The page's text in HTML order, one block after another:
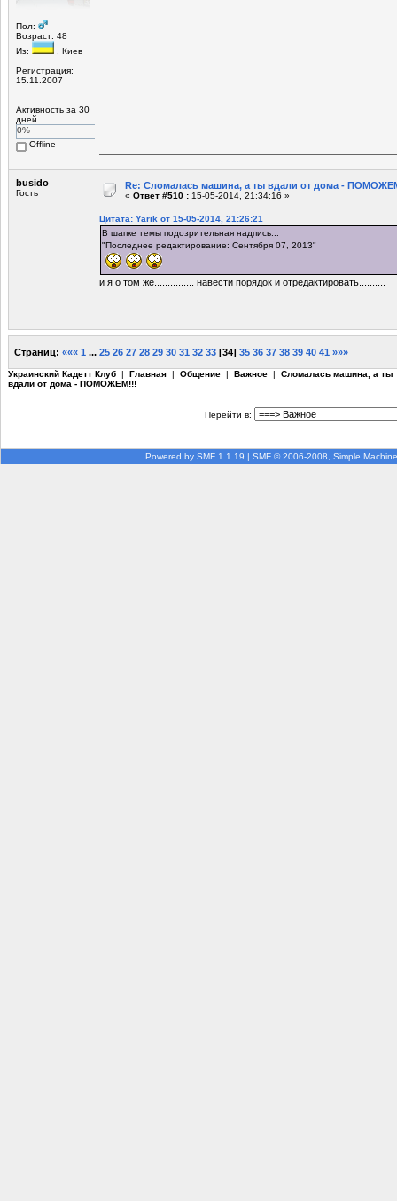
Пол:
Возраст: 48
Из:
, Киев
Регистрация:
15.11.2007
Активность за 30
дней
0%
Offline
busido
Гость
Re: Сломалась машина, а ты вдали от дома -
« Ответ #510 : 15-05-2014, 21:34:16 »
Цитата: Yarik от 15-05-2014, 21:26:21
В шапке темы подозрительная надпись...
"Последнее редактирование: Сентября 07, 2013"
и я о том же............... навести порядок и отредактировать..........
Страниц: ««« 1 ... 25 26 27 28 29 30 31 32 33 [34] 35 36 37 38 39 40 41 »»»
Украинский Кадетт Клуб | Главная | Общение | Важное | Сломалась машина, а ты
вдали от дома - ПОМОЖЕМ!!!
Перейти в:
Powered by SMF 1.1.19 | SMF © 2006-2008, Simple